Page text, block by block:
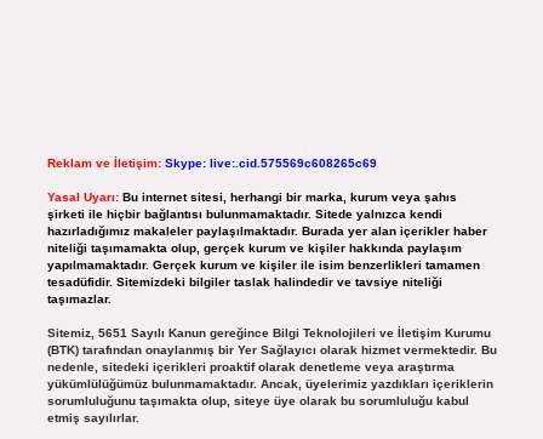
Reklam ve İletişim: Skype: live:.cid.575569c608265c69
Yasal Uyarı: Bu internet sitesi, herhangi bir marka, kurum veya şahıs
şirketi ile hiçbir bağlantısı bulunmamaktadır. Sitede yalnızca kendi
hazırladığımız makaleler paylaşılmaktadır. Burada yer alan içerikler haber
niteliği taşımamakta olup, gerçek kurum ve kişiler hakkında paylaşım
yapılmamaktadır. Gerçek kurum ve kişiler ile isim benzerlikleri tamamen
tesadüfidir. Sitemizdeki bilgiler taslak halindedir ve tavsiye niteliği
taşımazlar.
Sitemiz, 5651 Sayılı Kanun gereğince Bilgi Teknolojileri ve İletişim Kurumu
(BTK) tarafından onaylanmış bir Yer Sağlayıcı olarak hizmet vermektedir. Bu
nedenle, sitedeki içerikleri proaktif olarak denetleme veya araştırma
yükümlülüğümüz bulunmamaktadır. Ancak, üyelerimiz yazdıkları içeriklerin
sorumluluğunu taşımakta olup, siteye üye olarak bu sorumluluğu kabul
etmiş sayılırlar.